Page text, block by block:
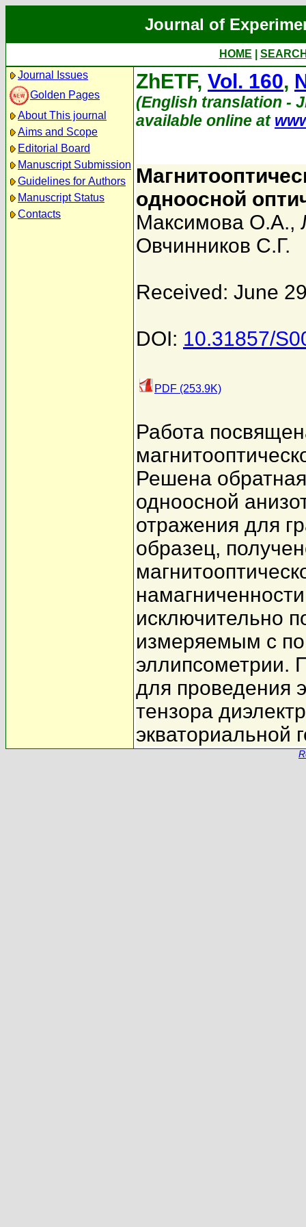
Journal of
HOME
Journal Issues
Golden Pages
About This journal
Aims and Scope
Editorial Board
Manuscript Submission
Guidelines for Authors
Manuscript Status
Contacts
ZhETF, Vol. 160,
(English translation -
available online at
одноосной
Максимова О.А.,
Овчинников С.Г.
Received: June
DOI: 10.31857/
PDF (253.9K)
Работа
Решена
одноосной
отражения для
образец,
исключительно
измеряемым с
эллипсометрии.
для проведения
тензора
экваториальной